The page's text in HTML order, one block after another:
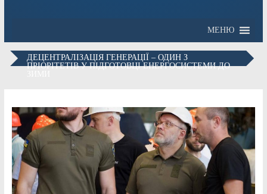
МЕНЮ
ДЕЦЕНТРАЛІЗАЦІЯ ГЕНЕРАЦІЇ – ОДИН З
ПРІОРІТЕТІВ У ПІДГОТОВЦІ ЕНЕРГОСИСТЕМИ ДО